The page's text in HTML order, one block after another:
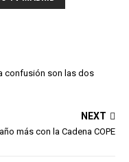
confusión son las dos
NEXT
más con la Cadena COPE